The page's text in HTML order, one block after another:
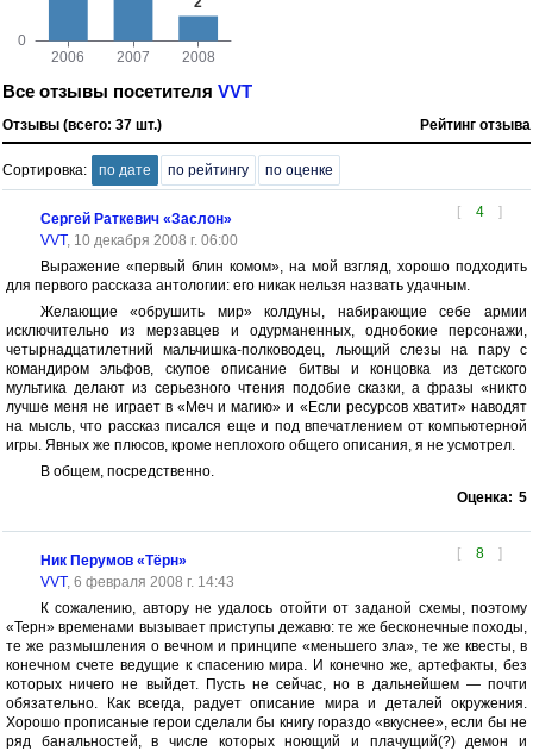
Все отзывы посетителя VVT
Отзывы (всего: 37 шт.) Рейтинг отзыва
Сортировка: по дате по рейтингу по оценке
[ 4 ]
Сергей Раткевич «Заслон»
VVT, 10 декабря 2008 г. 06:00
Выражение «первый блин комом», на мой взгляд, хорошо подходить
для первого рассказа антологии: его никак нельзя назвать удачным.
Желающие «обрушить мир» колдуны, набирающие себе армии
исключительно из мерзавцев и одурманенных, однобокие персонажи,
четырнадцатилетний мальчишка-полководец, льющий слезы на пару с
командиром эльфов, скупое описание битвы и концовка из детского
мультика делают из серьезного чтения подобие сказки, а фразы «никто
лучше меня не играет в «Меч и магию» и «Если ресурсов хватит» наводят
на мысль, что рассказ писался еще и под впечатлением от компьютерной
игры. Явных же плюсов, кроме неплохого общего описания, я не усмотрел.
В общем, посредственно.
Оценка: 5
[ 8 ]
Ник Перумов «Тёрн»
VVT, 6 февраля 2008 г. 14:43
К сожалению, автору не удалось отойти от заданой схемы, поэтому
«Терн» временами вызывает приступы дежавю: те же бесконечные походы,
те же размышления о вечном и принципе «меньшего зла», те же квесты, в
конечном счете ведущие к спасению мира. И конечно же, артефакты, без
которых ничего не выйдет. Пусть не сейчас, но в дальнейшем — почти
обязательно. Как всегда, радует описание мира и деталей окружения.
Хорошо прописаные герои сделали бы книгу гораздо «вкуснее», если бы не
ряд банальностей, в числе которых ноющий и плачущий(?) демон и